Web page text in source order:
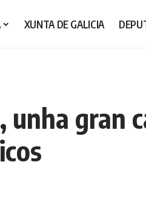
XUNTA DE GALICIA
unha gran